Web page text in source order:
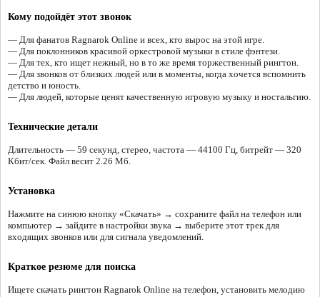
Кому подойдёт этот звонок
— Для фанатов Ragnarok Online и всех, кто вырос на этой игре.
— Для поклонников красивой оркестровой музыки в стиле фэнтези.
— Для тех, кто ищет нежный, но в то же время торжественный рингтон.
— Для звонков от близких людей или в моменты, когда хочется вспомнить
детство и юность.
— Для людей, которые ценят качественную игровую музыку и ностальгию.
Технические детали
Длительность — 59 секунд, стерео, частота — 44100 Гц, битрейт — 320
Кбит/сек. Файл весит 2.26 Мб.
Установка
Нажмите на синюю кнопку «Скачать» → сохраните файл на телефон или
компьютер → зайдите в настройки звука → выберите этот трек для
входящих звонков или для сигнала уведомлений.
Краткое резюме для поиска
Ищете скачать рингтон Ragnarok Online на телефон, установить мелодию